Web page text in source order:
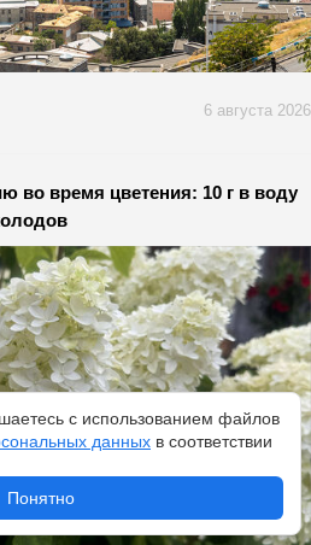
6 августа 2026
во время цветения: 10 г в воду
с использованием файлов
данных в соответствии
Понятно